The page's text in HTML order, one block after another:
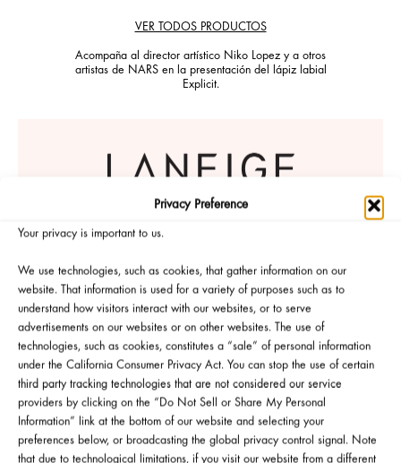
Privacy Preference
Your privacy is important to us.
We use technologies, such as cookies, that gather information on our
website. That information is used for a variety of purposes such as to
understand how visitors interact with our websites, or to serve
advertisements on our websites or on other websites. The use of
technologies, such as cookies, constitutes a “sale” of personal information
under the California Consumer Privacy Act. You can stop the use of certain
third party tracking technologies that are not considered our service
providers by clicking on the “Do Not Sell or Share My Personal
Information” link at the bottom of our website and selecting your
preferences below, or broadcasting the global privacy control signal. Note
that due to technological limitations, if you visit our website from a different
VER TODOS PRODUCTOS
Acompaña al director artístico Niko Lopez y a otros
artistas de NARS en la presentación del lápiz labial
Explicit.
VER TODOS PRODUCTOS